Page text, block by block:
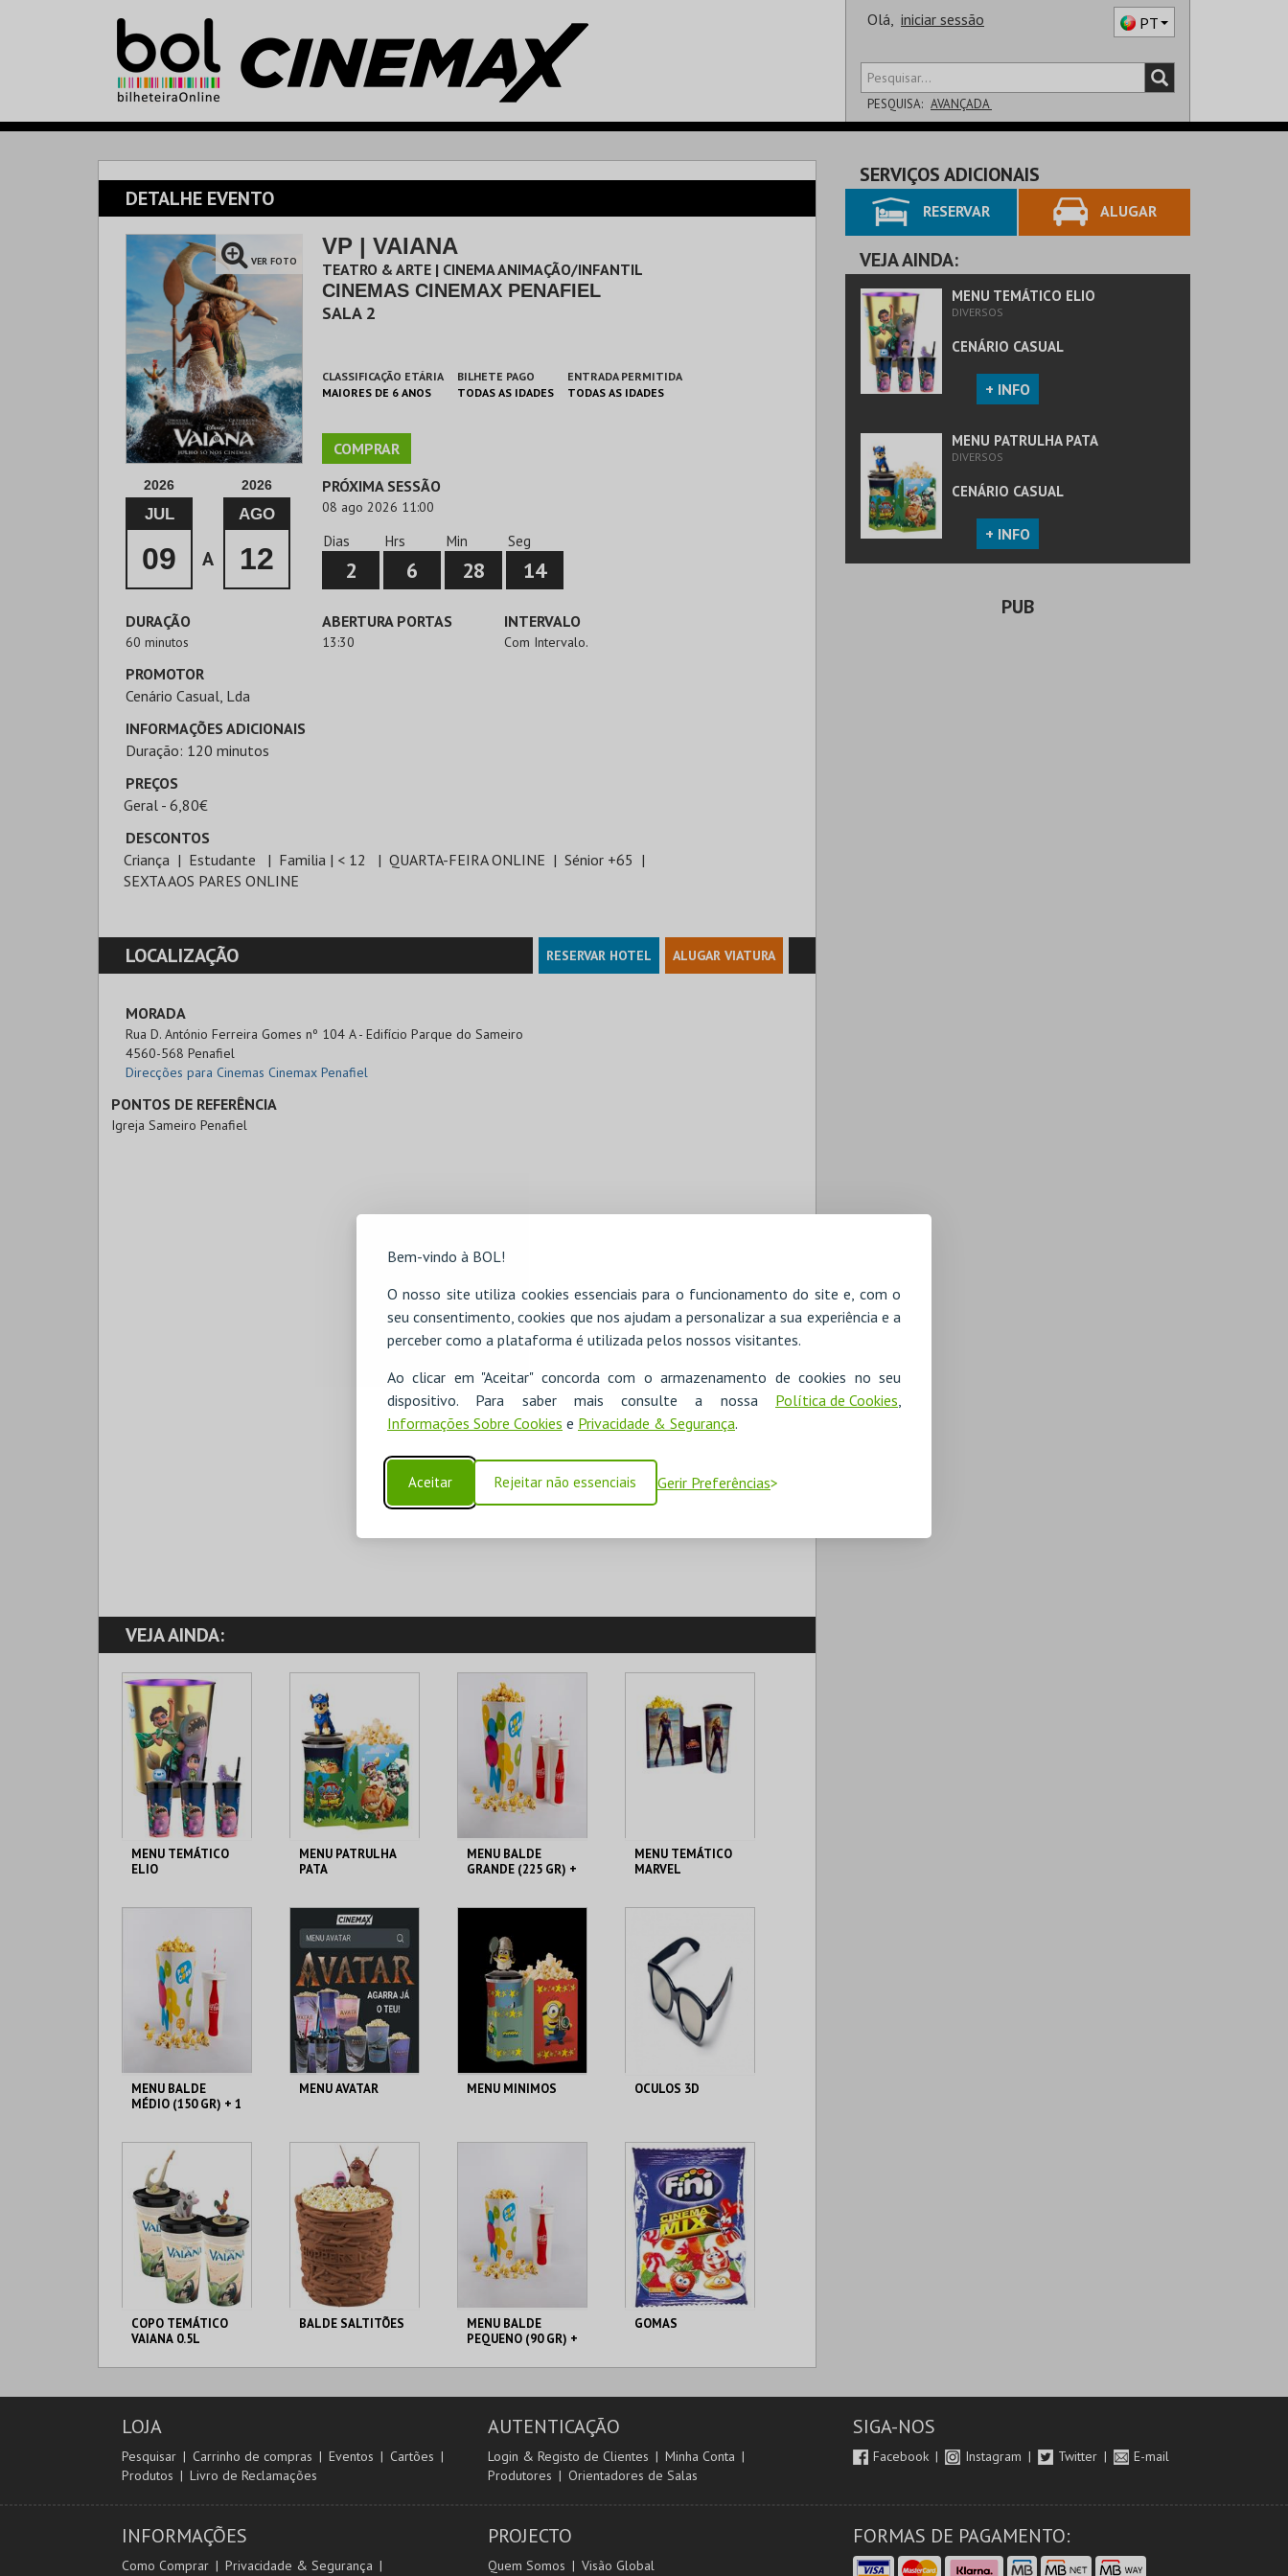
Bem-vindo à BOL!
O nosso site utiliza cookies essenciais para o funcionamento do site e, com o
seu consentimento, cookies que nos ajudam a personalizar a sua experiência e a
perceber como a plataforma é utilizada pelos nossos visitantes.
Ao clicar em "Aceitar" concorda com o armazenamento de cookies no seu
dispositivo. Para saber mais consulte a nossa Política de Cookies
Informações Sobre Cookies e Privacidade & Segurança.
Aceitar Rejeitar não essenciais Gerir Preferências
Olá, iniciar sessão PT
PESQUISA: AVANÇADA
SALA
DETALHE EVENTO
VER FOTO
VP | VAIANA
TEATRO & ARTE | CINEMA ANIMAÇÃO/INFANTIL
CINEMAS CINEMAX PENAFIEL
SALA 2
CLASSIFICAÇÃO ETÁRIA
MAIORES DE 6 ANOS
BILHETE PAGO
TODAS AS IDADES
ENTRADA PERMITIDA
TODAS AS IDADES
COMPRAR
2026
JUL
09 A
2026
AGO
12
PRÓXIMA SESSÃO
08 ago 2026 11:00
Dias
2
Hrs
6
Min
28
Seg
14
DURAÇÃO
60 minutos
ABERTURA PORTAS
13:30
INTERVALO
Com Intervalo.
PROMOTOR
Cenário Casual, Lda
INFORMAÇÕES ADICIONAIS
Duração: 120 minutos
PREÇOS
Geral - 6,80€
DESCONTOS
Criança
Estudante Familia | < 12 QUARTA-FEIRA ONLINE
Sénior +65
SEXTA AOS PARES ONLINE
LOCALIZAÇÃO RESERVAR HOTEL ALUGAR VIATURA
MORADA
Rua D. António Ferreira Gomes nº 104 A - Edifício Parque do Sameiro
4560-568 Penafiel
Direcções para Cinemas Cinemax Penafiel
PONTOS DE REFERÊNCIA
Igreja Sameiro Penafiel
VEJA AINDA:
MENU TEMÁTICO
ELIO
MAIS INFO
COMPRAR
MENU PATRULHA
PATA
MAIS INFO
COMPRAR
MENU BALDE
GRANDE (225 GR) +
MAIS INFO
COMPRAR
MENU TEMÁTICO
MARVEL
MAIS INFO
COMPRAR
MENU BALDE
MÉDIO (150 GR) + 1
MAIS INFO
COMPRAR
MENU AVATAR
MAIS INFO
COMPRAR
MENU MINIMOS
MAIS INFO
COMPRAR
OCULOS 3D
MAIS INFO
COMPRAR
COPO TEMÁTICO
VAIANA 0.5L
CENÁRIO CASUAL
COMPRAR
BALDE SALTITÕES
CENÁRIO CASUAL
MENU BALDE
PEQUENO (90 GR) +
ML
CENÁRIO CASUAL
GOMAS
CENÁRIO CASUAL
SERVIÇOS ADICIONAIS
RESERVAR ALUGAR
VEJA AINDA:
MENU TEMÁTICO ELIO
DIVERSOS
CENÁRIO CASUAL
+ INFO
MENU PATRULHA PATA
DIVERSOS
CENÁRIO CASUAL
+ INFO
PUB
LOJA
Pesquisar Carrinho de compras Eventos
Cartões
Produtos
Livro de Reclamações
AUTENTICAÇÃO
Login & Registo de Clientes
Minha Conta
Produtores
Orientadores de Salas
SIGA-NOS
Facebook Instagram Twitter E-mail
INFORMAÇÕES
Como Comprar Privacidade & Segurança
PROJECTO
Quem Somos Visão Global
FORMAS DE PAGAMENTO: